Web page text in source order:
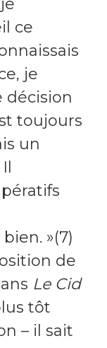
ce
je
décision
toujours
un
»(7)
de
Le Cid
tôt
– il sait